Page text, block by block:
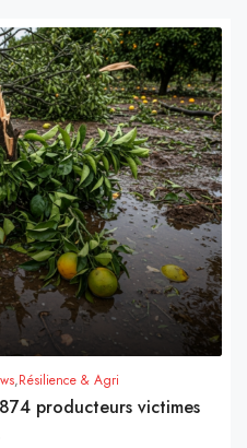
,Résilience & Agri
producteurs victimes